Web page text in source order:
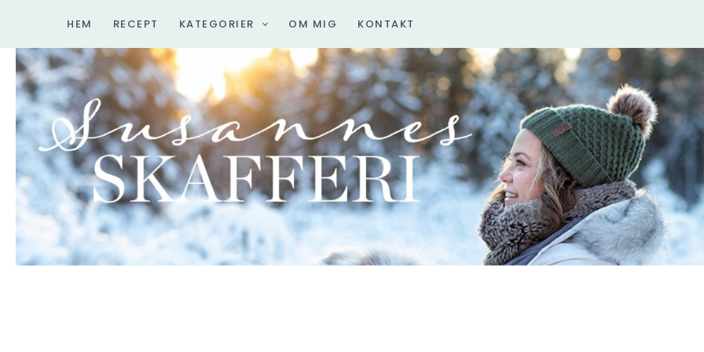
innehåll
HEM RECEPT KATEGORIER OM MIG KONTAKT